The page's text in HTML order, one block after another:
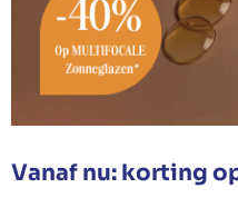
Vanaf nu: korting